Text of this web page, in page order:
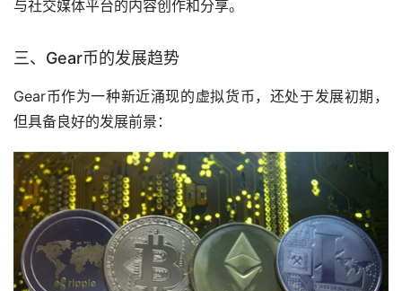
与社交媒体平台的内容创作和分享。
三、Gear币的发展趋势
Gear币作为一种新近涌现的虚拟货币，还处于发展初期，
但具备良好的发展前景：